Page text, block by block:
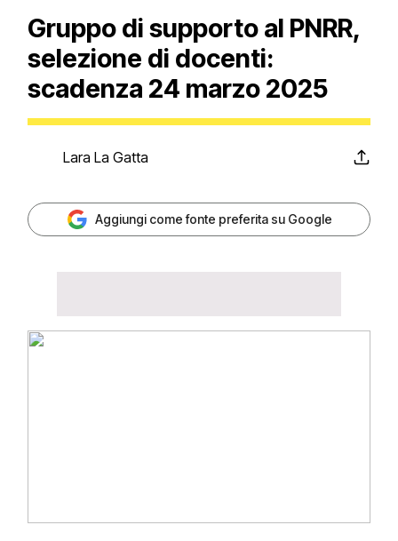
Gruppo di supporto al PNRR,
selezione di docenti:
scadenza 24 marzo 2025
Lara La Gatta
Aggiungi come fonte preferita su Google